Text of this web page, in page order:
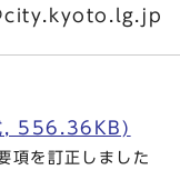
, 556.36KB)
を訂正しました